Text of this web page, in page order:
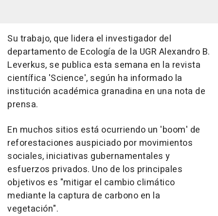
Su trabajo, que lidera el investigador del
departamento de Ecología de la UGR Alexandro B.
Leverkus, se publica esta semana en la revista
científica 'Science', según ha informado la
institución académica granadina en una nota de
prensa.
En muchos sitios está ocurriendo un 'boom' de
reforestaciones auspiciado por movimientos
sociales, iniciativas gubernamentales y
esfuerzos privados. Uno de los principales
objetivos es "mitigar el cambio climático
mediante la captura de carbono en la
vegetación".